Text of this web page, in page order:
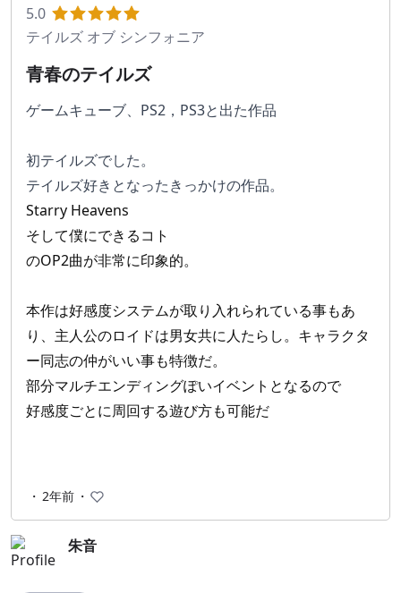
5.0
テイルズ オブ シンフォニア
青春のテイルズ
ゲームキューブ、PS2，PS3と出た作品
初テイルズでした。
テイルズ好きとなったきっかけの作品。
Starry Heavens
そして僕にできるコト
のOP2曲が非常に印象的。
本作は好感度システムが取り入れられている事もあ
り、主人公のロイドは男女共に人たらし。キャラクタ
ー同志の仲がいい事も特徴だ。
部分マルチエンディングぽいイベントとなるので
好感度ごとに周回する遊び方も可能だ
・ 2年前 ・
朱音